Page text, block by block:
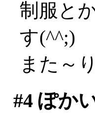
制服と
す(^^;)
また～
#4ぽか